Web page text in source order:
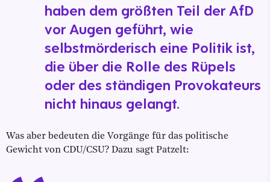
haben dem größten Teil der AfD
vor Augen geführt, wie
selbstmörderisch eine Politik ist,
die über die Rolle des Rüpels
oder des ständigen Provokateurs
nicht hinaus gelangt.
Was aber bedeuten die Vorgänge für das politische
Gewicht von CDU/CSU? Dazu sagt Patzelt: